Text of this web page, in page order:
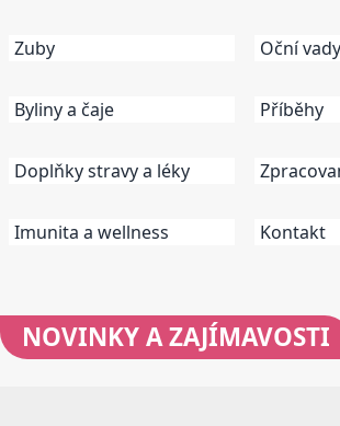
Zuby
Byliny a čaje
Doplňky stravy a léky
Imunita a wellness
Oční vady
Příběhy
Kontakt
NOVINKYA ZAJÍMAVOSTI